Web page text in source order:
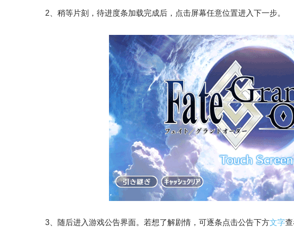
2、稍等片刻，待进度条加载完成后，点击屏幕任意位置进入下一步。
3、随后进入游戏公告界面。若想了解剧情，可逐条点击公告下方文字